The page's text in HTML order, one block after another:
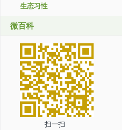
生态习性
微百科
扫一扫